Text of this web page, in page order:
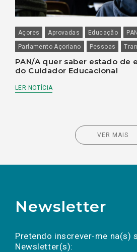
Açores Aprovadas Educação
PAN
Parlamento Açoriano
Pessoas
PAN/A quer saber estado de
do Cuidador Educacional
LER NOTÍCIA
VER MAIS
Newsletter
Pretendo inscrever-me na(s)
Newsletter(s):
a(s) newsletter(s).
mail